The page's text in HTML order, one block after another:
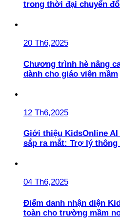
trong thời đại chuyển
20 Th6,2025
Chương trình hè nâng
dành cho giáo viên mầm
12 Th6,2025
Giới thiệu KidsOnline
sắp ra mắt: Trợ lý thông
04 Th6,2025
Điểm danh nhận diện
toàn cho trường mầm